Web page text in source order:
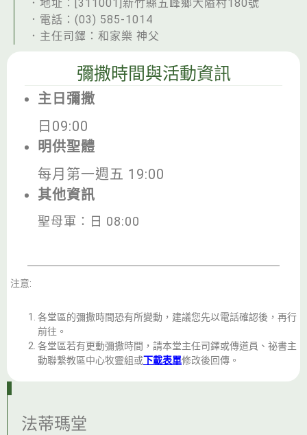
．地址：[311001]新竹縣五峰鄉大隘村180號
．電話：(03) 585-1014
．主任司鐸：和家樂 神父
彌撒時間與活動資訊
主日彌撒
日09:00
明供聖體
每月第一週五 19:00
其他資訊
聖母軍：日 08:00
注意:
各堂區的彌撒時間恐有所變動，建議您先以電話確認後，再行
前往。
各堂區若有更動彌撒時間，請本堂主任司鐸或傳道員、祕書主
動聯繫教區中心牧靈組或下載表單修改後回傳。
法蒂瑪堂